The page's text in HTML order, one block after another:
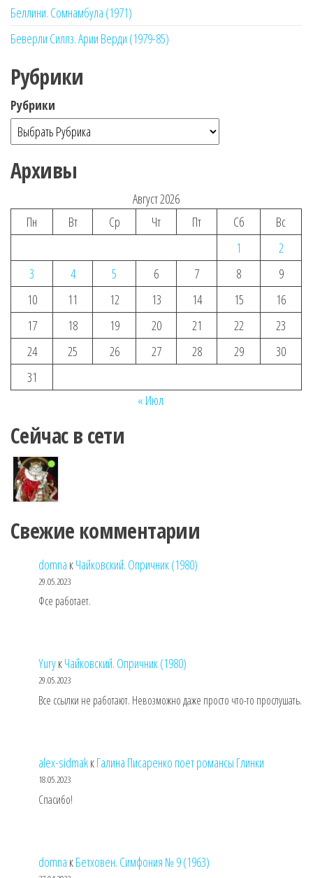
Беллини. Сомнамбула (1971)
Беверли Силлз. Арии Верди (1979-85)
Рубрики
Рубрики
Архивы
Август 2026
Пн
Вт Ср Чт Пт Сб
Вс
1
2
3
4 5 6 7 8
9
10
11 12 13 14 15
16
17
18 19 20 21 22
23
24
25 26 27 28 29
30
31
« Июл
Сейчас в сети
Свежие комментарии
domna кЧайковский. Опричник (1980)
29.05.2023
Фсе работает.
YuryкЧайковский. Опричник (1980)
29.05.2023
Все ссылки не работают. Невозможно даже просто что-то прослушать.
alex-sidmakкГалина Писаренко поет романсы Глинки
18.05.2023
Спасибо!
domna кБетховен. Симфония № 9 (1963)